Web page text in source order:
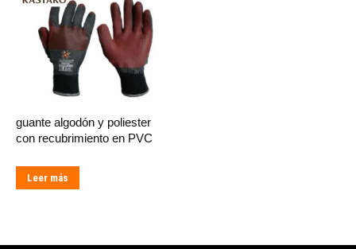
guante algodón y poliester
con recubrimiento en PVC
Leer más